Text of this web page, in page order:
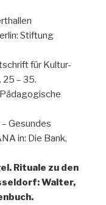
Stiftung
für Kultur-
25 – 35.
Gesundes
in: Die Bank,
Rituale zu den
Walter,